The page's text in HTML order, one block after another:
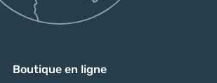
Boutique en ligne